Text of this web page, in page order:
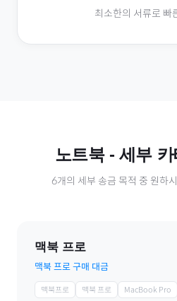
최소한의 서류로 빠
노트북- 세부 카
6개의 세부 송금 목적 중 원하
맥북 프로
맥북 프로 구매 대금
맥북프로 맥북 프로 MacBook Pro